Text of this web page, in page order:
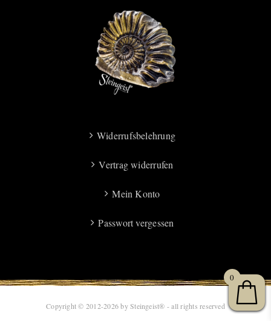
Widerrufsbelehrung
Vertrag widerrufen
Mein Konto
Passwort vergessen
Copyright © 2012-2026 by Steingeist® - all rights reserved
0